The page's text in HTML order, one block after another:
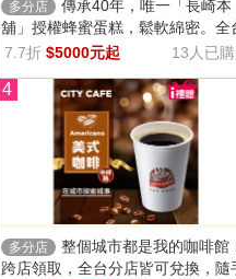
多分店
傳承40年，唯一「長崎本
舖」授權蜂蜜蛋糕，鬆軟綿密。全
13家門市適用，自選商品，幸福烘
7.7折 $5000元起 13人已
4
多分店
整個城市都是我的咖啡館
跨店領取，全台分店皆可兌換，隨